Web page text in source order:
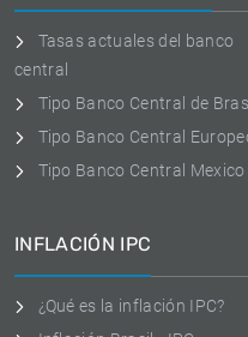
Tasas actuales del banco
central
Tipo Banco Central de
Tipo Banco Central
Tipo Banco Central Mexico
INFLACIÓN IPC
¿Qué es la inflación IPC?